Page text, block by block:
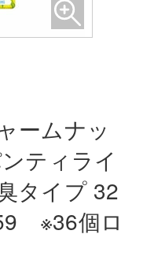
ームナッ
ティライ
タイプ 32
※36個ロ